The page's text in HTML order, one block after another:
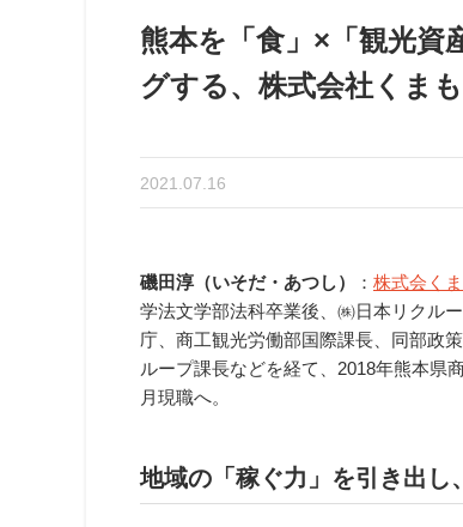
熊本を「食」×「観光資
グする、株式会社くま
2021.07.16
磯田淳（いそだ・あつし） ： 株式会く
学法文学部法科卒業後、㈱日本リクル
庁、商工観光労働部国際課長、同部政
ループ課長などを経て、2018年熊本県
月現職へ。
地域の「稼ぐ力」を引き出し